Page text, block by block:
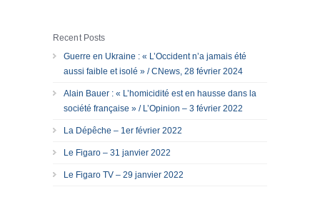
Recent Posts
Guerre en Ukraine : « L’Occident n’a jamais été
aussi faible et isolé » / CNews, 28 février 2024
Alain Bauer : « L’homicidité est en hausse dans la
société française » / L’Opinion – 3 février 2022
La Dépêche – 1er février 2022
Le Figaro – 31 janvier 2022
Le Figaro TV – 29 janvier 2022